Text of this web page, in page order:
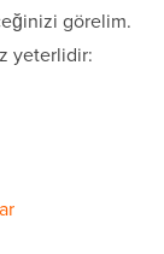
görelim.
yeterlidir: